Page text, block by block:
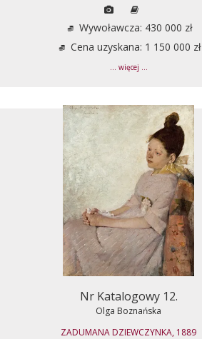
Wywoławcza: 430 000 zł
Cena uzyskana: 1 150 000 zł
... więcej ...
Nr Katalogowy 12.
Olga Boznańska
ZADUMANA DZIEWCZYNKA, 1889